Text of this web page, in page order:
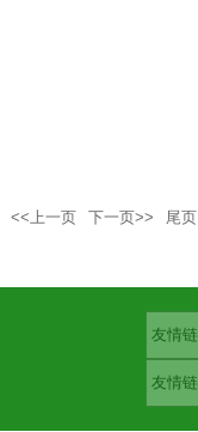
<<上一页 下一页>> 尾页